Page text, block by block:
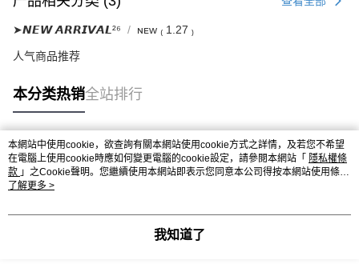
➤𝙉𝙀𝙒 𝘼𝙍𝙍𝙄𝙑𝘼𝙇²⁶ ɴᴇᴡ ₍ 1.27 ₎
人气商品推荐
本分类热销全站排行
热门标签
本網站中使用cookie，欲查詢有關本網站使用cookie方式之詳情，及若您不希望
在電腦上使用cookie時應如何變更電腦的cookie設定，請參閱本網站「 隱私權條
款 」之Cookie聲明。您繼續使用本網站即表示您同意本公司得按本網站使用條款
之Cookie聲明使用cookie。
了解更多 >
我知道了